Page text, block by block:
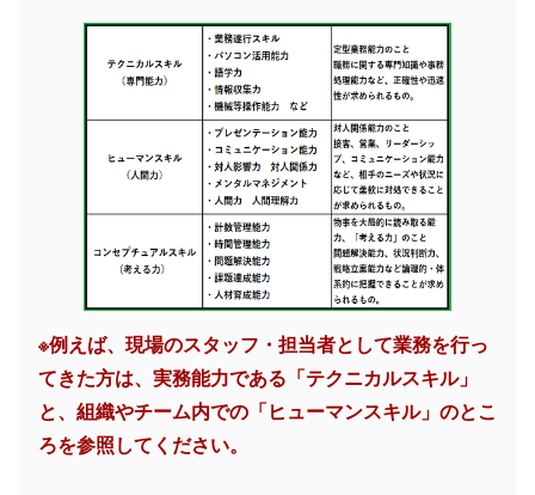
※例えば、現場のスタッフ・担当者として業務を行っ
てきた方は、実務能力である「テクニカルスキル」
と、組織やチーム内での「ヒューマンスキル」のとこ
ろを参照してください。